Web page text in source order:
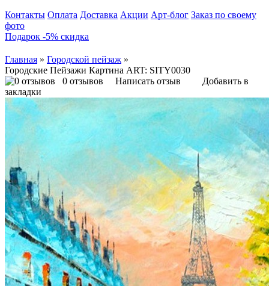
Контакты Оплата Доставка Акции Арт-блог Заказ по своему
фото
Подарок -5% скидка
Главная » Городской пейзаж »
Городские Пейзажи Картина ART: SITY0030
0 отзывов
Написать отзыв
Добавить в
закладки